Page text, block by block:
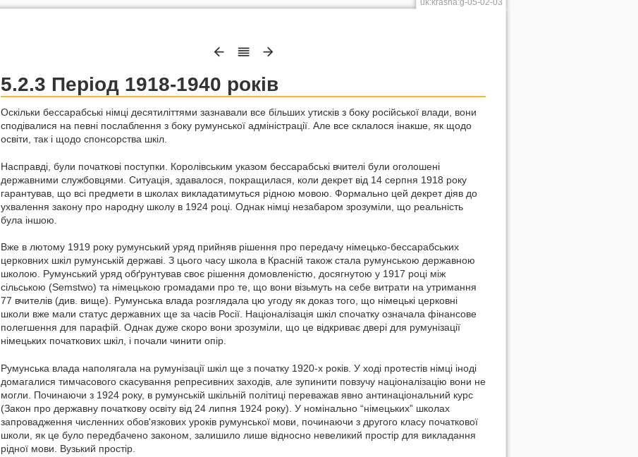
5.2.3 Період 1918-1940 років
Оскільки бессарабські німці десятиліттями зазнавали все більших утисків з боку російської влади, вони
сподівалися на певні послаблення з боку румунської адміністрації. Але все склалося інакше, як щодо
освіти, так і щодо спонсорства шкіл.
Насправді, були початкові поступки. Королівським указом бессарабські вчителі були оголошені
державними службовцями. Ситуація, здавалося, покращилася, коли декрет від 14 серпня 1918 року
гарантував, що всі предмети в школах викладатимуться рідною мовою. Формально цей декрет діяв до
ухвалення закону про народну школу в 1924 році. Однак німці незабаром зрозуміли, що реальність
була іншою.
Вже в лютому 1919 року румунський уряд прийняв рішення про передачу німецько-бессарабських
церковних шкіл румунській державі. З цього часу школа в Красній також стала румунською державною
школою. Румунський уряд обґрунтував своє рішення домовленістю, досягнутою у 1917 році між
сільською (Semstwo) та німецькою громадами про те, що вони візьмуть на себе витрати на утримання
77 вчителів (див. вище). Румунська влада розглядала цю угоду як доказ того, що німецькі церковні
школи вже мали статус державних ще за часів Росії. Націоналізація шкіл спочатку означала фінансове
полегшення для парафій. Однак дуже скоро вони зрозуміли, що це відкриває двері для румунізації
німецьких початкових шкіл, і почали чинити опір.
Румунська влада наполягала на румунізації шкіл ще з початку 1920-х років. У ході протестів німці іноді
домагалися тимчасового скасування репресивних заходів, але зупинити повзучу націоналізацію вони не
могли. Починаючи з 1924 року, в румунській шкільній політиці переважав явно антинаціональний курс
(Закон про державну початкову освіту від 24 липня 1924 року). У номінально “німецьких” школах
запровадження численних обов'язкових уроків румунської мови, починаючи з другого класу початкової
школи, як це було передбачено законом, залишило лише відносно невеликий простір для викладання
рідної мови. Вузький простір.